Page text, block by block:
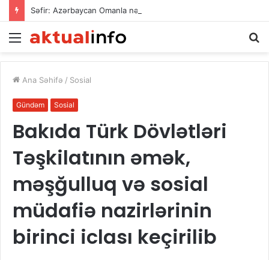
Menu
Ana Səhifə / Sosial
Gündəm Sosial
Bakıda Türk Dövlətləri
Təşkilatının əmək,
məşğulluq və sosial
müdafiə nazirlərinin
birinci iclası keçirilib